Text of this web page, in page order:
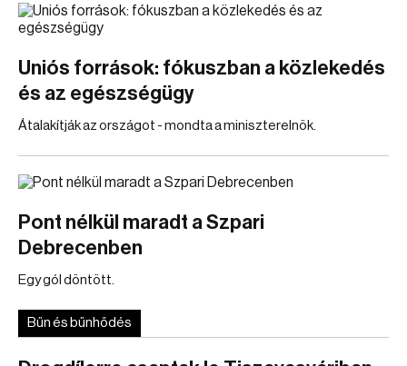
Uniós források: fókuszban a közlekedés
és az egészségügy
Átalakítják az országot - mondta a miniszterelnök.
Pont nélkül maradt a Szpari
Debrecenben
Egy gól döntött.
Bűn és bűnhődés